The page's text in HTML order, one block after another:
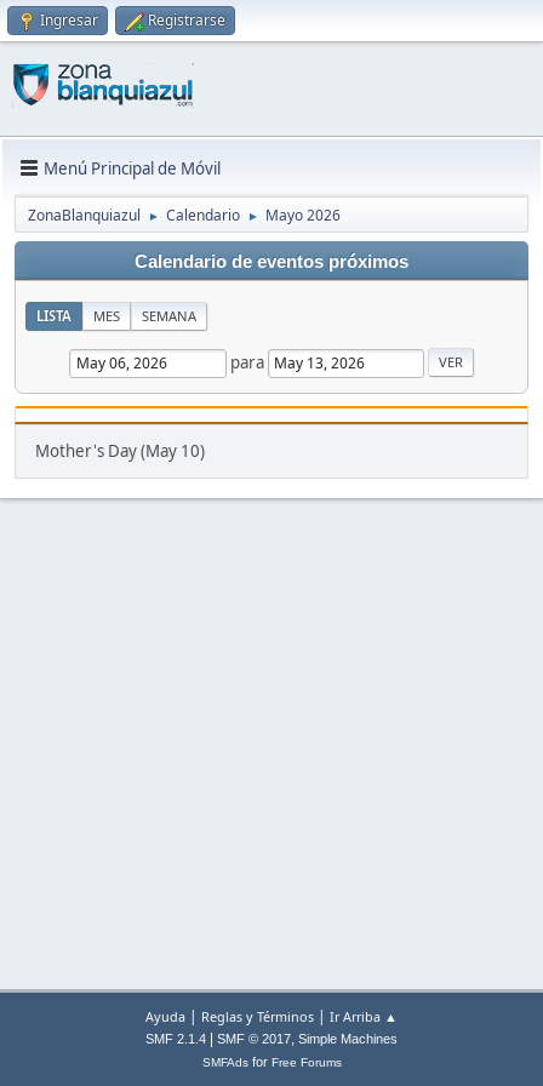
Ingresar Registrarse
Menú Principal de Móvil
ZonaBlanquiazul ► Calendario ► Mayo 2026
Calendario de eventos próximos
LISTA MES SEMANA
para
Mother's Day (May 10)
Ayuda | Reglas y Términos | Ir Arriba ▲
SMF 2.1.4 SMF © 2017, Simple Machines
SMFAdsfor Free Forums